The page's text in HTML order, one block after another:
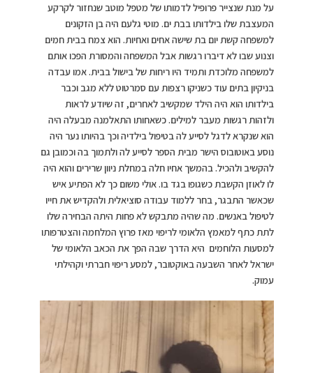
על מנת שנצייר פרופיל לדמותו של מטפל מוטב שנחזור לקרקע
המעצבת שלו בילדותו בבת ים. מוטי גלעם היה בן הזקונים
למשפחה קשת יום בת שישה אחים ואחיות. הוא צמח בבית חמים
וצנוע שבו לא דיברו רגשות אבל המשפחה והמסורת הפכו אותם
למשפחה מלוכדת ותמיד היו ריחות של בישול בבית. אמו עבדה
בניקיון בתים עוד כשניקו רצפות עם סמרטוט ללא מגב וכבר
בילדותו הוא היה הילד שמקשיב לאחרים, זה שיודע לראות
ולזהות רגשות מעבר למילים. כשאחותו התאלמנה מבעלה היה
הוא שנקרא לדגל לסייע לה בטיפול בילדיה וכך בהיותו נער היה
נוסע באוטובוס הישר מבית הספר לסייע לה ולתמוך בה וכמובן גם
להקשיב ולהכיל. בהמשך אחיו חלה במחלת ניוון שרירים והוא היה
לו לאוזן הקשבת כשגופו בגד בו. אולי משום כך לא הפתיע איש
שכאשר התבגר, בחר ללמוד עבודה סוציאלית ולהקדיש את חייו
לטיפול באנשים. מה שהיה מתבקש לא פחות היתה הבחירה שלו
לתת כתף למאמץ הלאומי לריפוי מאז פרוץ המלחמה והצטרפותו
למסעות הלוחמים היא הדרך שבה הפך את הכאב הלאומי של
ישראל לאחר השבעה באוקטובר, למסע ריפוי חברתי וקהילתי
עמוק.